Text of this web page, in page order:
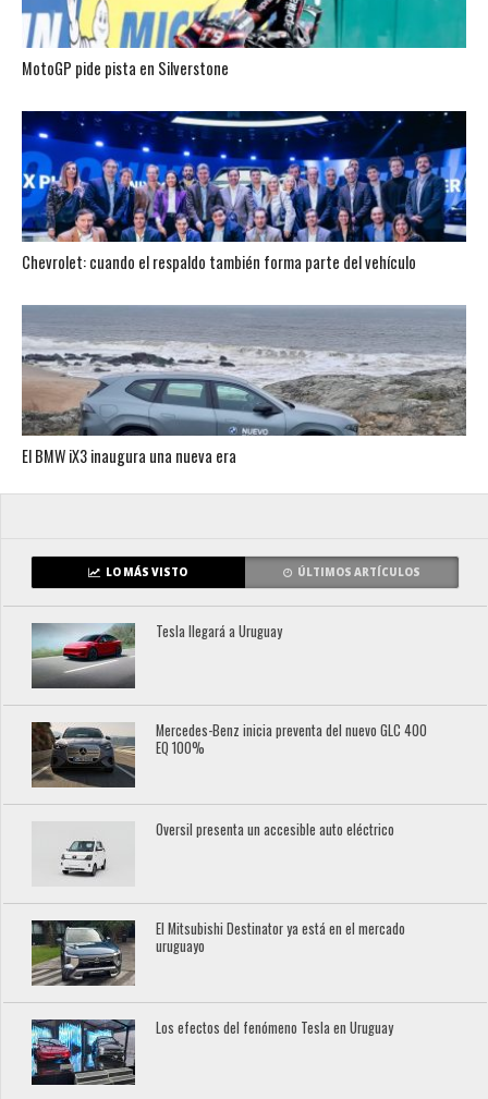
MotoGP pide pista en Silverstone
Chevrolet: cuando el respaldo también forma parte del vehículo
El BMW iX3 inaugura una nueva era
LO MÁS VISTO ÚLTIMOS ARTÍCULOS
Tesla llegará a Uruguay
Mercedes-Benz inicia preventa del nuevo GLC 400
EQ 100%
Oversil presenta un accesible auto eléctrico
El Mitsubishi Destinator ya está en el mercado
uruguayo
Los efectos del fenómeno Tesla en Uruguay